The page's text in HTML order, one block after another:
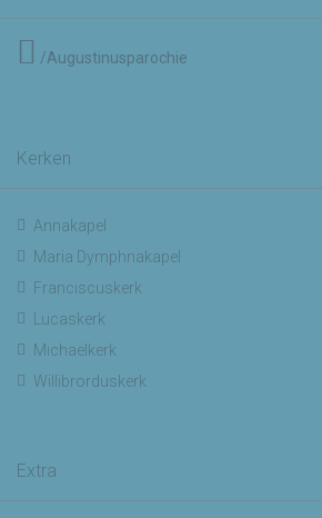
/Augustinusparochie
Kerken
Annakapel
Maria Dymphnakapel
Franciscuskerk
Lucaskerk
Michaelkerk
Willibrorduskerk
Extra